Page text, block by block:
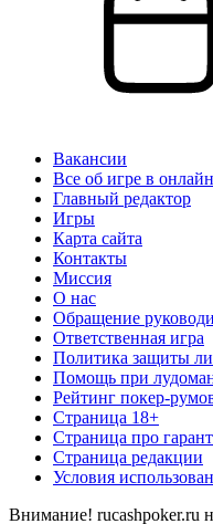
Вакансии
Все об игре в
Главный редактор
Игры
Карта сайта
Контакты
Миссия
О нас
Обращение
Ответственная игра
Политика защиты
Помощь при
Рейтинг покер-
Страница 18+
Страница про
Страница редакции
Условия
Внимание! rucashpoker.ru